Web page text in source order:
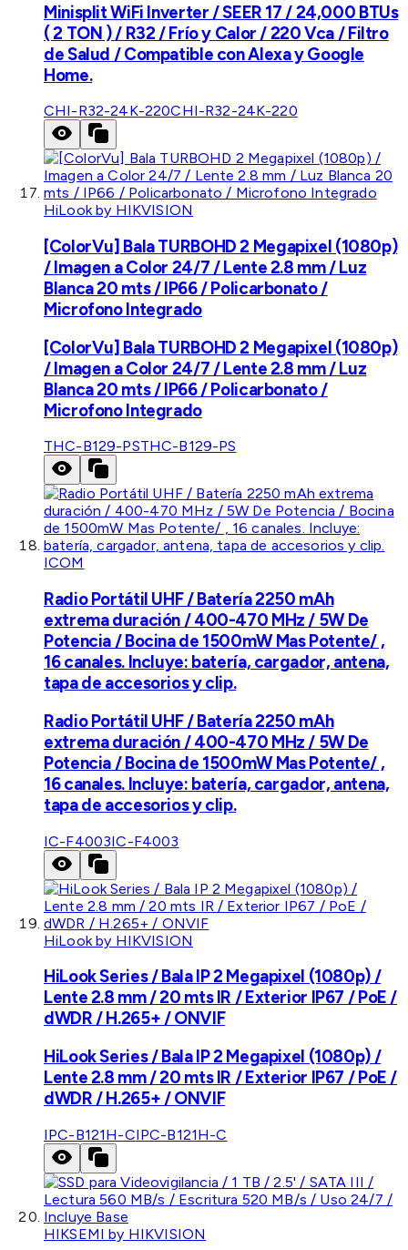
Minisplit WiFi Inverter / SEER 17 / 24,000 BTUs
( 2 TON ) / R32 / Frío y Calor / 220 Vca / Filtro
de Salud / Compatible con Alexa y Google
Home.
CHI-R32-24K-220CHI-R32-24K-220
HiLook by HIKVISION
[ColorVu] Bala TURBOHD 2 Megapixel (1080p)
/ Imagen a Color 24/7 / Lente 2.8 mm / Luz
Blanca 20 mts / IP66 / Policarbonato /
Microfono Integrado
[ColorVu] Bala TURBOHD 2 Megapixel (1080p)
/ Imagen a Color 24/7 / Lente 2.8 mm / Luz
Blanca 20 mts / IP66 / Policarbonato /
Microfono Integrado
THC-B129-PSTHC-B129-PS
ICOM
Radio Portátil UHF / Batería 2250 mAh
extrema duración / 400-470 MHz / 5W De
Potencia / Bocina de 1500mW Mas Potente/ ,
16 canales. Incluye: batería, cargador, antena,
tapa de accesorios y clip.
Radio Portátil UHF / Batería 2250 mAh
extrema duración / 400-470 MHz / 5W De
Potencia / Bocina de 1500mW Mas Potente/ ,
16 canales. Incluye: batería, cargador, antena,
tapa de accesorios y clip.
IC-F4003IC-F4003
HiLook by HIKVISION
HiLook Series / Bala IP 2 Megapixel (1080p) /
Lente 2.8 mm / 20 mts IR / Exterior IP67 / PoE /
dWDR / H.265+ / ONVIF
HiLook Series / Bala IP 2 Megapixel (1080p) /
Lente 2.8 mm / 20 mts IR / Exterior IP67 / PoE /
dWDR / H.265+ / ONVIF
IPC-B121H-CIPC-B121H-C
HIKSEMI by HIKVISION